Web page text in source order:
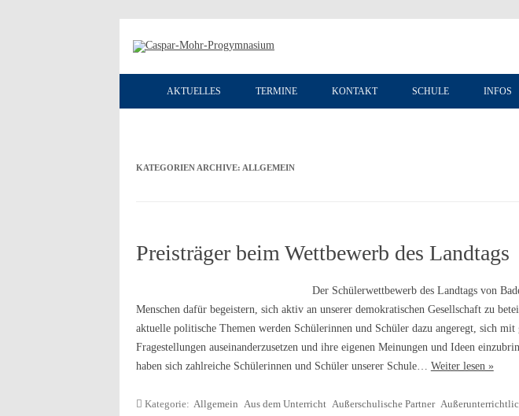
AKTUELLES TERMINE KONTAKT SCHULE INFOS
KATEGORIEN ARCHIVE: ALLGEMEIN
Preisträger beim Wettbewerb des Landtags
Der Schülerwettbewerb des Landtags von
Menschen dafür begeistern, sich aktiv an unserer demokratischen Gesellschaft zu
aktuelle politische Themen werden Schülerinnen und Schüler dazu angeregt, sich mit
Fragestellungen auseinanderzusetzen und ihre eigenen Meinungen und Ideen
haben sich zahlreiche Schülerinnen und Schüler unserer Schule… Weiter lesen »
Kategorie: Allgemein Aus dem Unterricht Außerschulische Partner